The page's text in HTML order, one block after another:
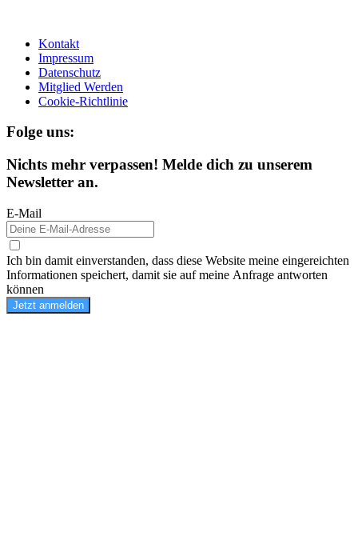
Kontakt
Impressum
Datenschutz
Mitglied Werden
Cookie-Richtlinie
Folge uns:
Nichts mehr verpassen! Melde dich zu unserem
Newsletter an.
E-Mail
Ich bin damit einverstanden, dass diese Website meine eingereichten
Informationen speichert, damit sie auf meine Anfrage antworten
können
Jetzt anmelden